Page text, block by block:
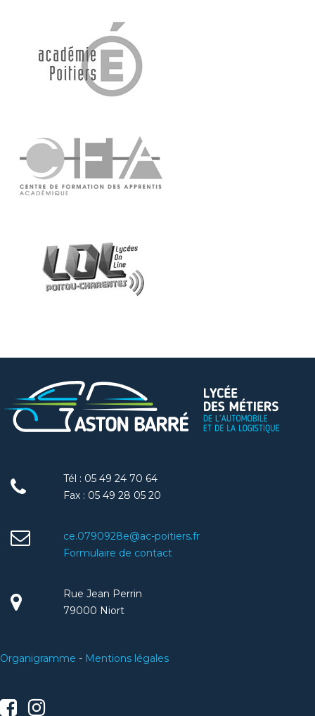
Tél : 05 49 24 70 64
Fax : 05 49 28 05 20
ce.0790928e@ac-poitiers.fr
Formulaire de contact
Rue Jean Perrin
79000 Niort
Organigramme - Mentions légales